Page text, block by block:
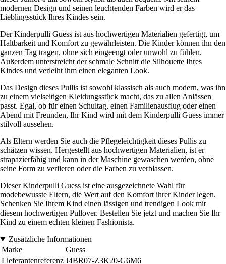
modernen Design und seinen leuchtenden Farben wird er das
Lieblingsstück Ihres Kindes sein.
Der Kinderpulli Guess ist aus hochwertigen Materialien gefertigt, um
Haltbarkeit und Komfort zu gewährleisten. Die Kinder können ihn den
ganzen Tag tragen, ohne sich eingeengt oder unwohl zu fühlen.
Außerdem unterstreicht der schmale Schnitt die Silhouette Ihres
Kindes und verleiht ihm einen eleganten Look.
Das Design dieses Pullis ist sowohl klassisch als auch modern, was ihn
zu einem vielseitigen Kleidungsstück macht, das zu allen Anlässen
passt. Egal, ob für einen Schultag, einen Familienausflug oder einen
Abend mit Freunden, Ihr Kind wird mit dem Kinderpulli Guess immer
stilvoll aussehen.
Als Eltern werden Sie auch die Pflegeleichtigkeit dieses Pullis zu
schätzen wissen. Hergestellt aus hochwertigen Materialien, ist er
strapazierfähig und kann in der Maschine gewaschen werden, ohne
seine Form zu verlieren oder die Farben zu verblassen.
Dieser Kinderpulli Guess ist eine ausgezeichnete Wahl für
modebewusste Eltern, die Wert auf den Komfort ihrer Kinder legen.
Schenken Sie Ihrem Kind einen lässigen und trendigen Look mit
diesem hochwertigen Pullover. Bestellen Sie jetzt und machen Sie Ihr
Kind zu einem echten kleinen Fashionista.
Zusätzliche Informationen
Marke
Guess
Lieferantenreferenz J4BR07-Z3K20-G6M6